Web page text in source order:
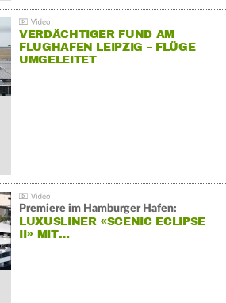
VERDÄCHTIGER FUND AM
FLUGHAFEN LEIPZIG – FLÜGE
UMGELEITET
Premiere im Hamburger Hafen:
LUXUSLINER «SCENIC ECLIPSE
II» MIT…